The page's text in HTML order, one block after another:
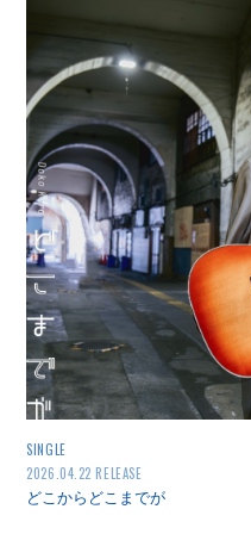
SINGLE
2026.04.22 RELEASE
どこからどこまでが